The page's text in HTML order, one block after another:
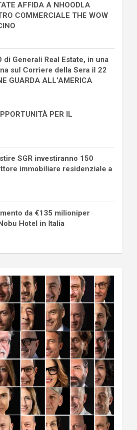
AFFIDA A NHOODLA
COMMERCIALE THE WOW
Generali Real Estate, in una
sul Corriere della Sera il 22
GUARDA ALL’AMERICA
PER IL
SGR investiranno 150
immobiliare residenziale a
da €135 milioniper
Hotel in Italia